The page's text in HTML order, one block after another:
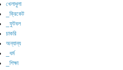
খেলাধুলা
_ক্রিকেট
_ফুটবল
চাকরি
অন্যান্য
_ধর্ম
_শিক্ষা